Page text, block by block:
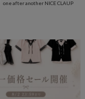
one after another NICE CLAUP